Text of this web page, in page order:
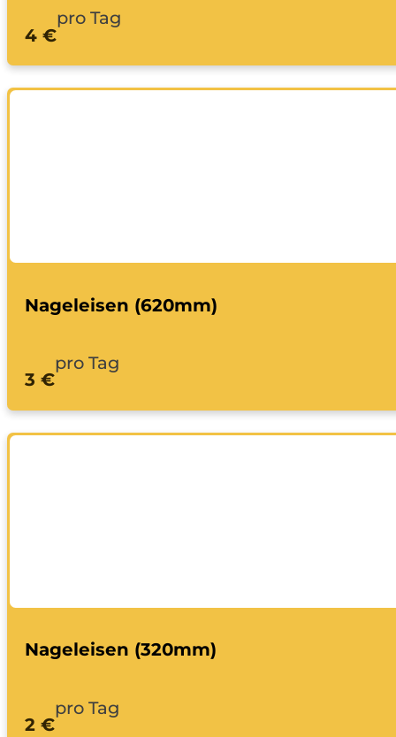
4 €
pro Tag
Nageleisen (620mm)
3 €
pro Tag
Nageleisen (320mm)
2 €
pro Tag